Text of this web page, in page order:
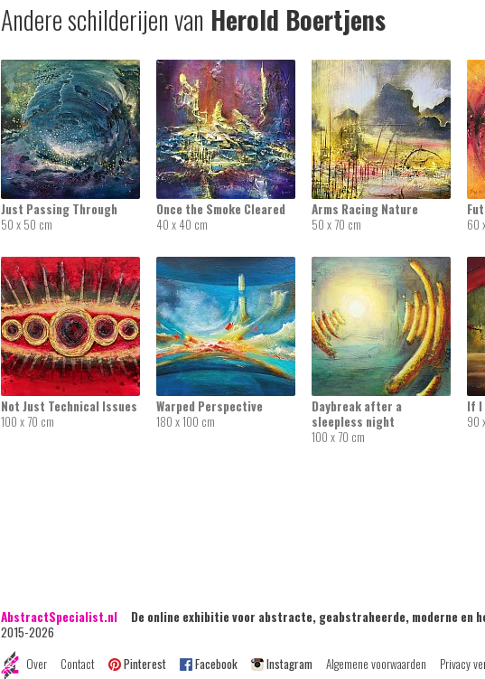
Andere schilderijen van Herold Boertjens
Just Passing Through
50 x 50 cm
Once the Smoke Cleared
40 x 40 cm
Arms Racing Nature
50 x 70 cm
60
Not Just Technical Issues
100 x 70 cm
Warped Perspective
180 x 100 cm
Daybreak after a
sleepless night
100 x 70 cm
If I
90
AbstractSpecialist.nl De online exhibitie voor abstracte, geabstraheerde, moderne en
2015-2026
Over
Contact Pinterest Facebook Instagram Algemene voorwaarden Privacy